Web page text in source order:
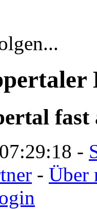
fast
07:29:18 -
- Über